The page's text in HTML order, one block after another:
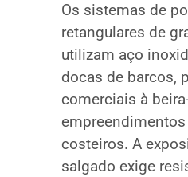
Os sistemas de
retangulares de
utilizam aço
docas de barcos,
comerciais à
costeiros. A
salgado exige